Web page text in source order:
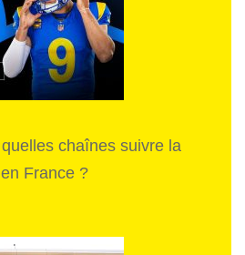
chaînes suivre la
France ?